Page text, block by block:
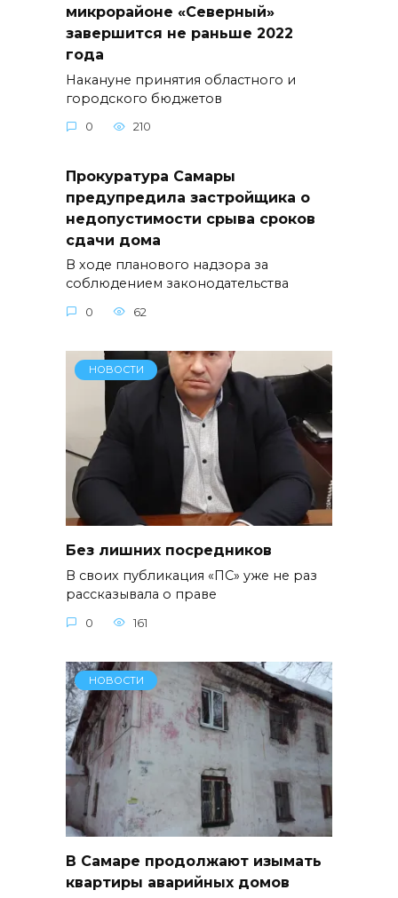
микрорайоне «Северный»
завершится не раньше 2022
года
Накануне принятия областного и
городского бюджетов
0 210
Прокуратура Самары
предупредила застройщика о
недопустимости срыва сроков
сдачи дома
В ходе планового надзора за
соблюдением законодательства
0 62
НОВОСТИ
Без лишних посредников
В своих публикация «ПС» уже не раз
рассказывала о праве
0 161
НОВОСТИ
В Самаре продолжают изымать
квартиры аварийных домов